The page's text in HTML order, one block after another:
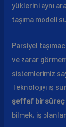
yüklerini aynı
taşıma modeli
Parsiyel
ve zarar
sistemlerimiz
Teknolojiyi iş
şeffaf bir süreç
bilmek, iş